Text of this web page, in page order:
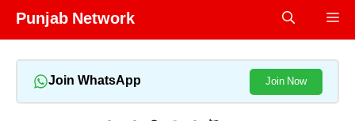
Skip
Punjab Network
Join WhatsApp Join Now